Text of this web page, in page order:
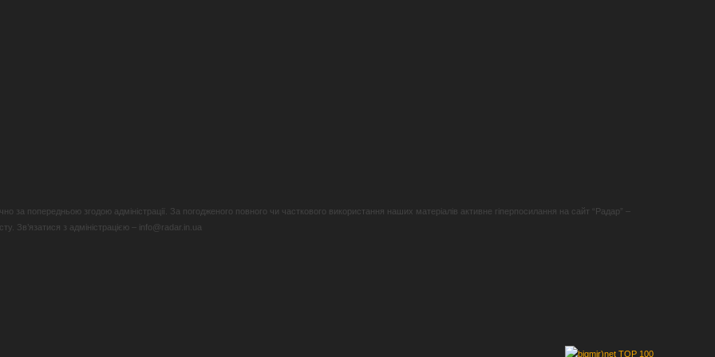
за попередньою згодою адміністрації. За погодженого повного чи часткового використання наших матеріалів активне гіперпосилання на сайт “Радар” –
Зв’язатися з адміністрацією – info@radar.in.ua